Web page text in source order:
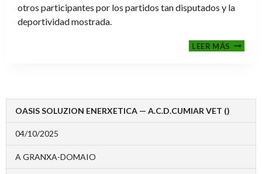
otros participantes por los partidos tan disputados y la
deportividad mostrada.
LEER MÁS
2024-
OASIS SOLUZION ENERXETICA — A.C.D.CUMIAR VET ()
04/10/2025
A GRANXA-DOMAIO